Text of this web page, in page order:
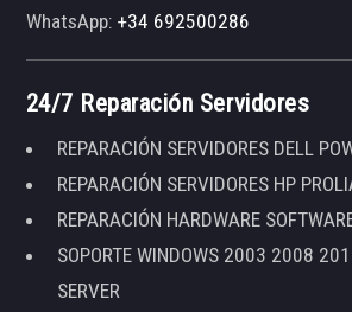
WhatsApp:+34 692500286
24/7 Reparación Servidores
REPARACIÓN SERVIDORES DELL
REPARACIÓN SERVIDORES HP
REPARACIÓN HARDWARE
SOPORTE WINDOWS 2003 2008
SERVER